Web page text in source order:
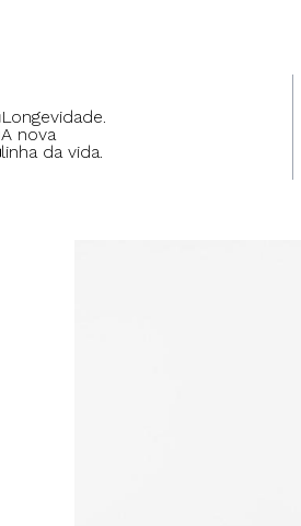
Longevidade.
A nova
linha da vida.